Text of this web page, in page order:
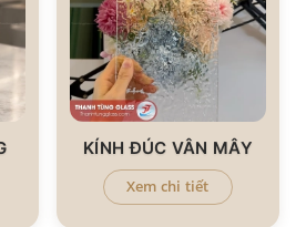
KÍNH ĐÚC VÂN MÂY
Xem chi tiết